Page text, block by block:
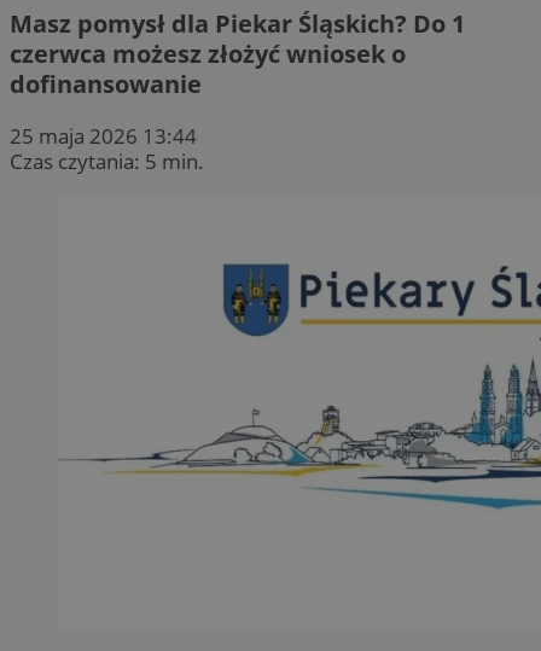
Masz pomysł dla Piekar Śląskich? Do 1
czerwca możesz złożyć wniosek o
dofinansowanie
25 maja 2026 13:44
Czas czytania: 5 min.